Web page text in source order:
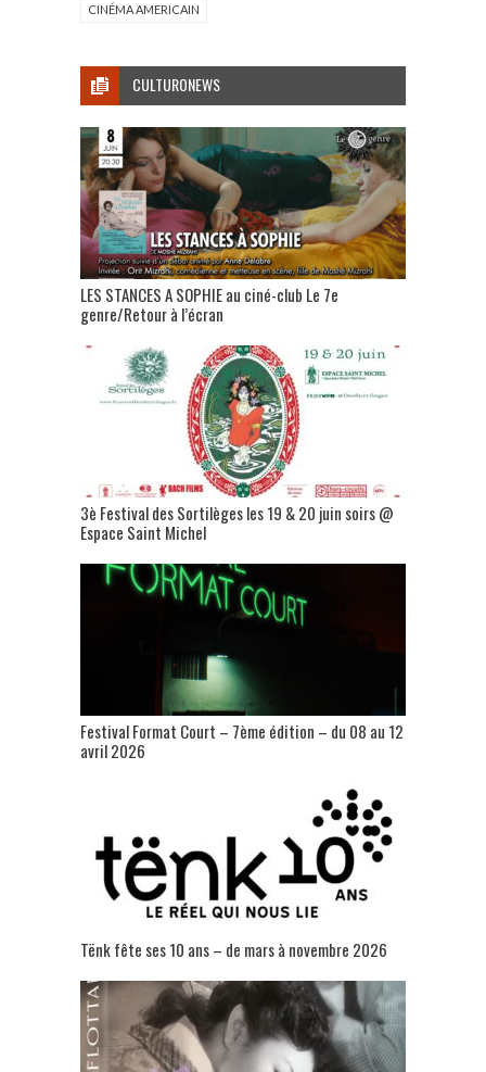
CINÉMA AMERICAIN
CULTURONEWS
LES STANCES A SOPHIE au ciné-club Le 7e
genre/Retour à l’écran
3è Festival des Sortilèges les 19 & 20 juin soirs @
Espace Saint Michel
Festival Format Court – 7ème édition – du 08 au 12
avril 2026
Tënk fête ses 10 ans – de mars à novembre 2026